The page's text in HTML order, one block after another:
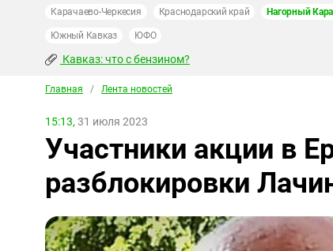
Карачаево-Черкесия Краснодарский край Нагорный
Южный Кавказ ЮФО
Кавказ: что с бензином?
Главная / Лента новостей
15:13, 31 июля 2023
Участники акции в
разблокировки